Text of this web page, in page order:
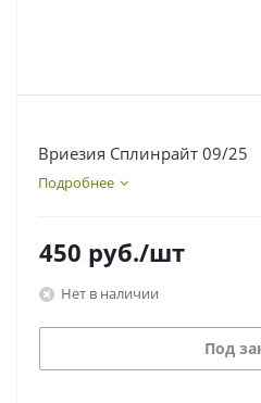
Вриезия Сплинрайт 09/25
Подробнее
450 руб./шт
Нет в наличии
Под